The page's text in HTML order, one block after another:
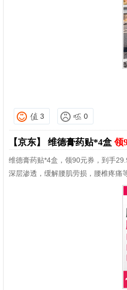
3 0
【京东】 维德膏药贴*4盒领
维德膏药贴*4盒，领90元券，到手
深层渗透，缓解腰肌劳损，腰椎疼痛